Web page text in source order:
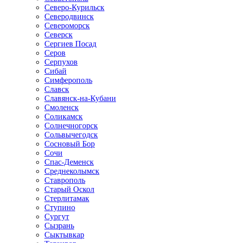
Северо-Курильск
Северодвинск
Североморск
Северск
Сергиев Посад
Серов
Серпухов
Сибай
Симферополь
Славск
Славянск-на-Кубани
Смоленск
Соликамск
Солнечногорск
Сольвычегодск
Сосновый Бор
Сочи
Спас-Деменск
Среднеколымск
Ставрополь
Старый Оскол
Стерлитамак
Ступино
Сургут
Сызрань
Сыктывкар